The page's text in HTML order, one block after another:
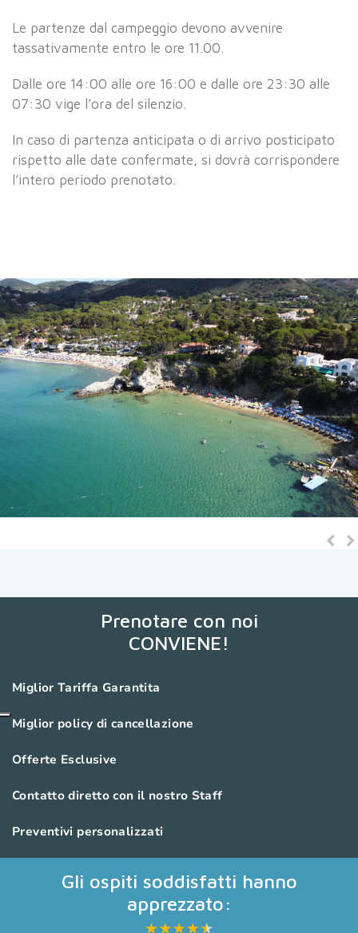
Le partenze dal campeggio devono avvenire
tassativamente entro le ore 11.00.
Dalle ore 14:00 alle ore 16:00 e dalle ore 23:30 alle
07:30 vige l’ora del silenzio.
In caso di partenza anticipata o di arrivo posticipato
rispetto alle date confermate, si dovrà corrispondere
l’intero periodo prenotato.
Prenotare con noi
CONVIENE!
Miglior Tariffa Garantita
Miglior policy di cancellazione
Offerte Esclusive
Contatto diretto con il nostro Staff
Preventivi personalizzati
Gli ospiti soddisfatti hanno
apprezzato: